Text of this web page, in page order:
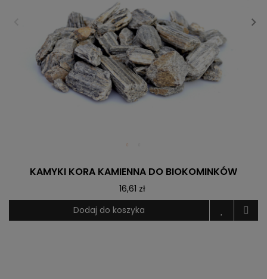
KAMYKI KORA KAMIENNA DO BIOKOMINKÓW
16,61 zł
Dodaj do koszyka